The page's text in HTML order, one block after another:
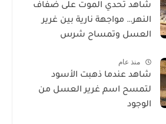
شاهد تحدي الموت على ضفاف
النهر… مواجهة نارية بين غرير
العسل وتمساح شرس
منذ عام
شاهد عندما ذهبت الأسود
لتمسح اسم غرير العسل من
الوجود